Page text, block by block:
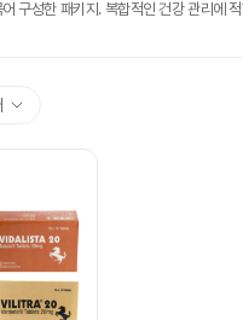
구성한 패키지. 복합적인 건강 관리에